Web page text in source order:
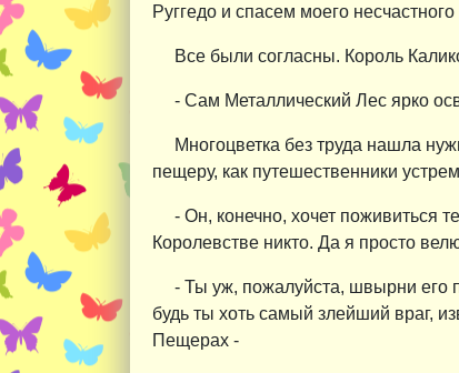
Руггедо и спасем моего несчастного
Все были согласны. Король
- Сам Металлический Лес ярко
Многоцветка без труда нашла
пещеру, как путешественники
- Он, конечно, хочет поживиться
Королевстве никто. Да я просто
- Ты уж, пожалуйста, швырни его
будь ты хоть самый злейший враг,
Пещерах -